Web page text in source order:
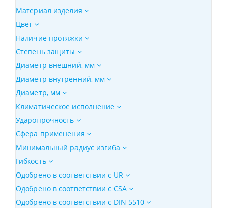
Материал изделия
Цвет
Наличие протяжки
Степень защиты
Диаметр внешний, мм
Диаметр внутренний, мм
Диаметр, мм
Климатическое исполнение
Ударопрочность
Сфера применения
Минимальный радиус изгиба
Гибкость
Одобрено в соответствии с UR
Одобрено в соответствии с CSA
Одобрено в соответствии с DIN 5510